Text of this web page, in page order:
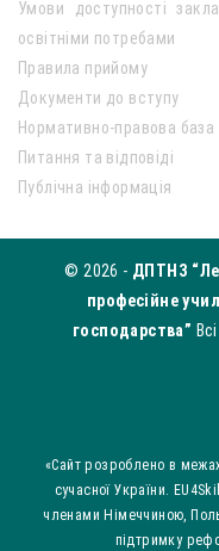
Умови доступності
освітніми потребами
Правила прийому
Документи до вступу
Нормативно-правова база
Питання та відповіді
Публічна інформація
© 2026 - ДПТНЗ
професійне
господарства”
«Сайт розроблено в
сучасної України.
членами Німеччиною,
підтримку